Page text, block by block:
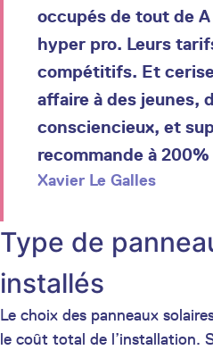
occupés de tout de
hyper pro. Leurs
compétitifs. Et
affaire à des jeunes,
consciencieux, et
recommande à
Xavier Le Galles
Type de
installés
Le choix des panneaux
le coût total de l’installation.